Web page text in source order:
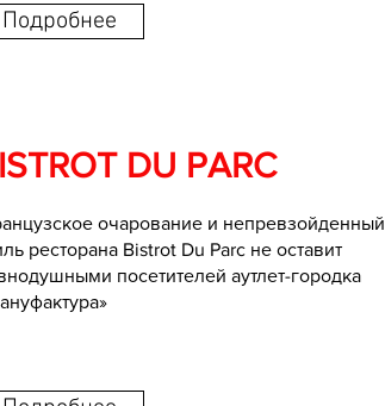
Подробнее
очарование и непревзойденный
ресторана Bistrot Du Parc не оставит
посетителей аутлет-городка
DU PARC